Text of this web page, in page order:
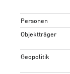
Personen
Objektträger
Geopolitik